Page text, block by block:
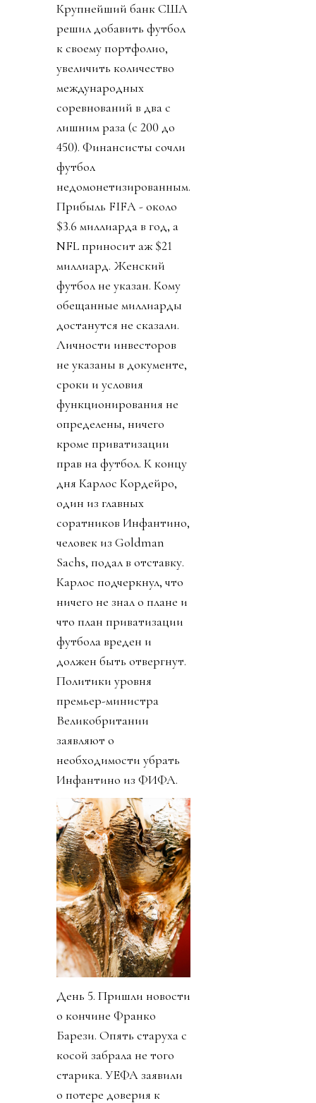
Крупнейший банк США
решил добавить футбол
к своему портфолио,
увеличить количество
международных
соревнований в два с
лишним раза (с 200 до
450). Финансисты сочли
футбол
недомонетизированным.
Прибыль FIFA - около
$3.6 миллиарда в год, а
NFL приносит аж $21
миллиард. Женский
футбол не указан. Кому
обещанные миллиарды
достанутся не сказали.
Личности инвесторов
не указаны в документе,
сроки и условия
функционирования не
определены, ничего
кроме приватизации
прав на футбол. К концу
дня Карлос Кордейро,
один из главных
соратников Инфантино,
человек из Goldman
Sachs, подал в отставку.
Карлос подчеркнул, что
ничего не знал о плане и
что план приватизации
футбола вреден и
должен быть отвергнут.
Политики уровня
премьер-министра
Великобритании
заявляют о
необходимости убрать
Инфантино из ФИФА.
День 5. Пришли новости
о кончине Франко
Барези. Опять старуха с
косой забрала не того
старика. УЕФА заявили
о потере доверия к